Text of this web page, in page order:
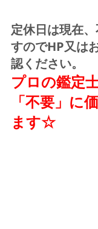
定休日は現在
すのでHP又は
認ください。
プロの鑑定
「不要」に
ます☆